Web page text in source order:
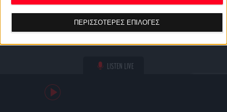
επιστρέφοντας σε αυτόν τον ιστότοπο και κάνοντας κλικ στο
κουμπί "Απορρήτου" στο κάτω μέρος της ιστοσελίδας.
ΠΕΡΙΣΣΟΤΕΡΕΣ ΕΠΙΛΟΓΕΣ
LISTEN LIVE